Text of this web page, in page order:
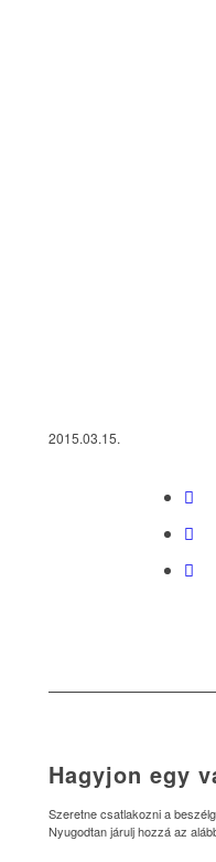
2015.03.15.
Hagyjon egy
Szeretne csatlakozni a
Nyugodtan járulj hozzá az